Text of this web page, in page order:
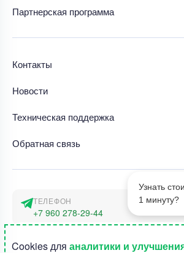
Узнать
1 минуту?
Партнерская программа
Контакты
Новости
Техническая поддержка
Обратная связь
ТЕЛЕФОН
+7 960 278-29-44
г. Москва, наб. Тараса Шевченко 23а
Cookies для аналитики и